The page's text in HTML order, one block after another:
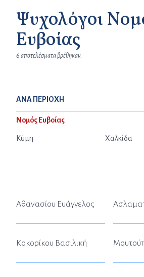
Ψυχολόγοι
Ευβοίας
6 αποτελέσματα βρέθηκαν.
ΑΝΑ ΠΕΡΙΟΧΗ
Νομός Ευβοίας
Κύμη Χαλκίδα
Αθανασίου Ευάγγελος
Κοκορίκου Βασιλική